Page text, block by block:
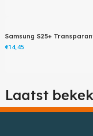
Samsung S25+
€
Laatst